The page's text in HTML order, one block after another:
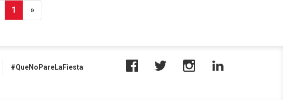
1 »
#QueNoPareLaFiesta